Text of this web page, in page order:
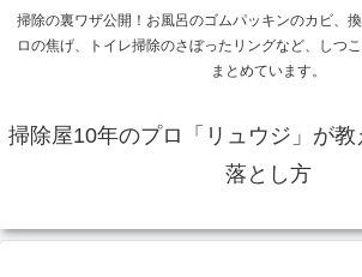
掃除の裏ワザ公開！お風呂のゴムパッキンのカビ、
ロの焦げ、トイレ掃除のさぼったリングなど、しつ
まとめています。
掃除屋10年のプロ「リュウジ」が
落とし方